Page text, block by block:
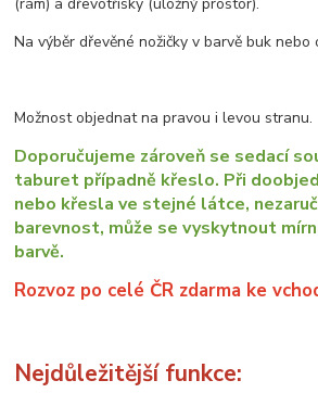
Na výběr dřevěné nožičky v barvě buk nebo
Možnost objednat na pravou i levou stranu.
Doporučujeme zároveň se sedací
taburet případně křeslo. Při
nebo křesla ve stejné látce,
barevnost, může se vyskytnout
barvě.
Rozvoz po celé ČR zdarma ke
Nejdůležitější funkce: